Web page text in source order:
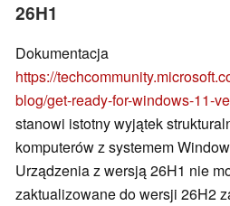
26H1
Dokumentacja
https://
blog/get-ready-for-windows-11-
stanowi istotny wyjątek
komputerów z systemem
Urządzenia z wersją 26H1 nie
zaktualizowane do wersji 26H2